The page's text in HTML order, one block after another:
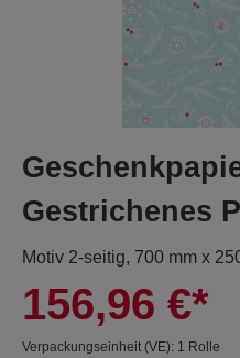
Gestrichenes
Motiv 2-seitig, 700 mm x
156,96 €*
Verpackungseinheit (VE): 1 Rolle